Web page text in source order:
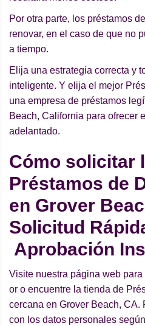
Por otra parte, los préstamos
renovar, en el caso de que no
a tiempo.
Elija una estrategia correcta y
inteligente. Y elija el mejor
una empresa de préstamos
Beach, California para ofrecer
adelantado.
Cómo solicitar
Préstamos de
en Grover
Solicitud
Aprobación
Visite nuestra página web
or o encuentre la tienda de
cercana en Grover Beach,
con los datos personales